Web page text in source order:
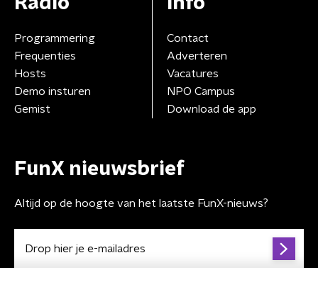
Programmering
Frequenties
Hosts
Demo insturen
Gemist
Contact
Adverteren
Vacatures
NPO Campus
Download de app
FunX nieuwsbrief
Altijd op de hoogte van het laatste FunX-nieuws?